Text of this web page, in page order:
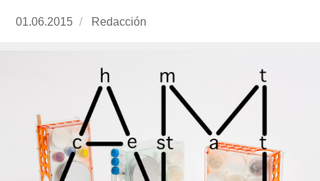
Publicado
01.06.2015 https://www.experimenta.es/author/redaccion/
Redacción